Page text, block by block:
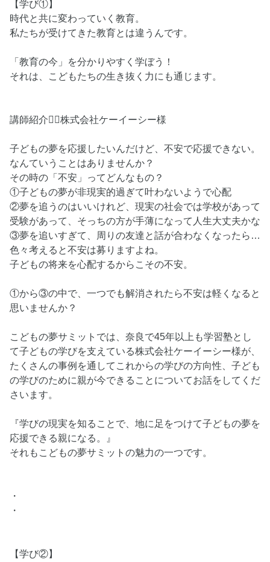
【学び①】
時代と共に変わっていく教育。
私たちが受けてきた教育とは違うんです。
「教育の今」を分かりやすく学ぼう！
それは、こどもたちの生き抜く力にも通じます。
講師紹介💁‍♀️株式会社ケーイーシー様
子どもの夢を応援したいんだけど、不安で応援できない。
なんていうことはありませんか？
その時の「不安」ってどんなもの？
①子どもの夢が非現実的過ぎて叶わないようで心配
⁡②夢を追うのはいいけれど、現実の社会では学校があって
受験があって、そっちの方が手薄になって人生大丈夫かな
⁡③夢を追いすぎて、周りの友達と話が合わなくなったら…
色々考えると不安は募りますよね。
子どもの将来を心配するからこその不安。
①から③の中で、一つでも解消されたら不安は軽くなると
思いませんか？
こどもの夢サミットでは、奈良で45年以上も学習塾とし
て子どもの学びを支えている株式会社ケーイーシー様が、
たくさんの事例を通してこれからの学びの方向性、子ども
の学びのために親が今できることについてお話をしてくだ
さいます。
『学びの現実を知ることで、地に足をつけて子どもの夢を
応援できる親になる。』
それもこどもの夢サミットの魅力の一つです。
・
・
【学び②】